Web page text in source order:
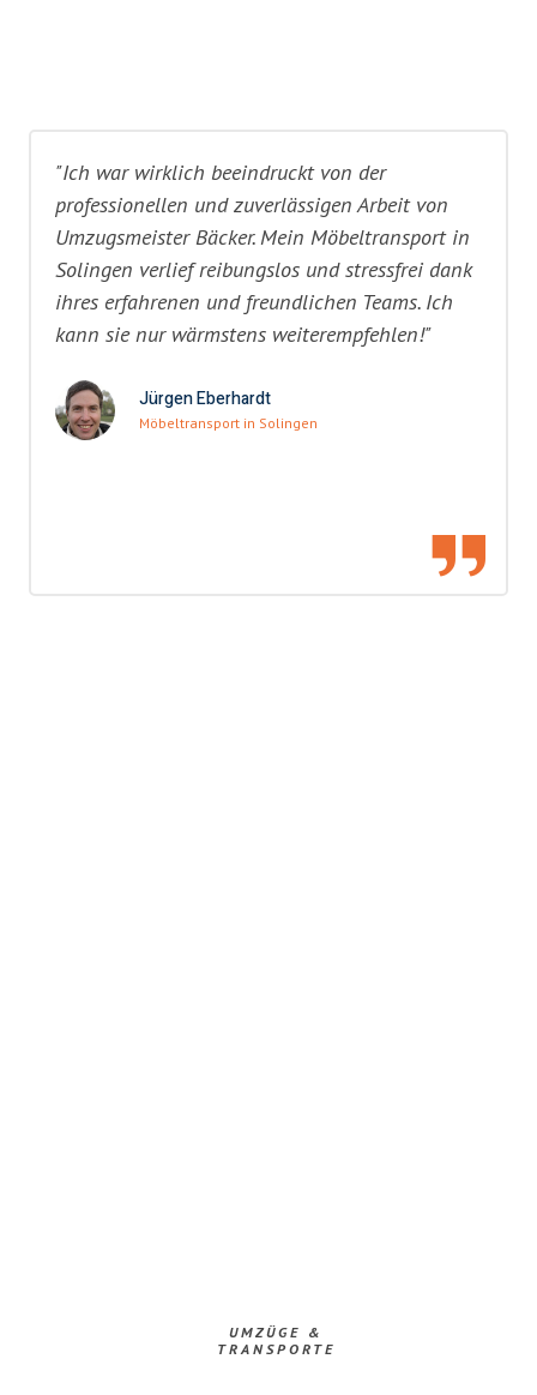
"Ich war wirklich beeindruckt von der
professionellen und zuverlässigen Arbeit von
Umzugsmeister Bäcker. Mein Möbeltransport in
Solingen verlief reibungslos und stressfrei dank
ihres erfahrenen und freundlichen Teams. Ich
kann sie nur wärmstens weiterempfehlen!"
Jürgen Eberhardt
Möbeltransport in Solingen
UMZÜGE &
TRANSPORTE